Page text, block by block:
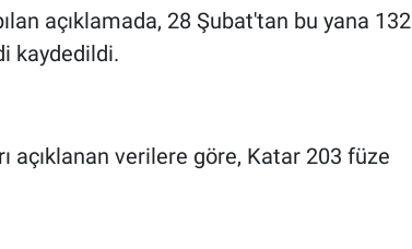
açıklamada, 28 Şubat'tan bu yana 132
kaydedildi.
açıklanan verilere göre, Katar 203 füze